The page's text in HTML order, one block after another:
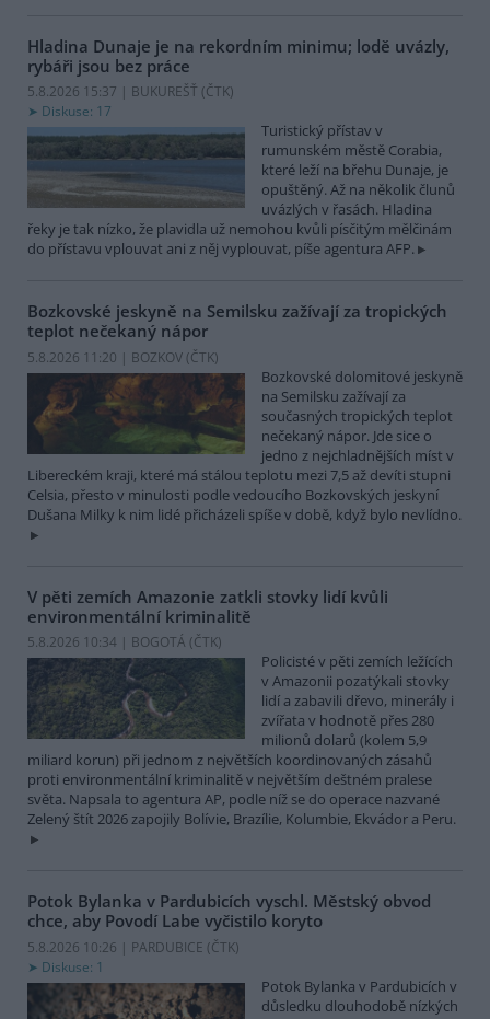
Hladina Dunaje je na rekordním minimu; lodě uvázly,
rybáři jsou bez práce
5.8.2026 15:37 | BUKUREŠŤ (ČTK)
Diskuse: 17
Turistický přístav v
rumunském městě Corabia,
které leží na břehu Dunaje, je
opuštěný. Až na několik člunů
uvázlých v řasách. Hladina
řeky je tak nízko, že plavidla už nemohou kvůli písčitým mělčinám
do přístavu vplouvat ani z něj vyplouvat, píše agentura AFP.
Bozkovské jeskyně na Semilsku zažívají za tropických
teplot nečekaný nápor
5.8.2026 11:20 | BOZKOV (ČTK)
Bozkovské dolomitové jeskyně
na Semilsku zažívají za
současných tropických teplot
nečekaný nápor. Jde sice o
jedno z nejchladnějších míst v
Libereckém kraji, které má stálou teplotu mezi 7,5 až devíti stupni
Celsia, přesto v minulosti podle vedoucího Bozkovských jeskyní
Dušana Milky k nim lidé přicházeli spíše v době, když bylo nevlídno.
V pěti zemích Amazonie zatkli stovky lidí kvůli
environmentální kriminalitě
5.8.2026 10:34 | BOGOTÁ (ČTK)
Policisté v pěti zemích ležících
v Amazonii pozatýkali stovky
lidí a zabavili dřevo, minerály i
zvířata v hodnotě přes 280
milionů dolarů (kolem 5,9
miliard korun) při jednom z největších koordinovaných zásahů
proti environmentální kriminalitě v největším deštném pralese
světa. Napsala to agentura AP, podle níž se do operace nazvané
Zelený štít 2026 zapojily Bolívie, Brazílie, Kolumbie, Ekvádor a Peru.
Potok Bylanka v Pardubicích vyschl. Městský obvod
chce, aby Povodí Labe vyčistilo koryto
5.8.2026 10:26 | PARDUBICE (ČTK)
Diskuse: 1
Potok Bylanka v Pardubicích v
důsledku dlouhodobě nízkých